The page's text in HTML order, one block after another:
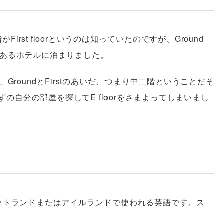
First floorというのは知っていたのですが、Ground
ホテルに泊まりました。
GroundとFirstのあいだ、つまり中二階ということだそ
の自分の部屋を探してE floorをさまよってしまいまし
ランドまたはアイルランドで使われる英語です。ス